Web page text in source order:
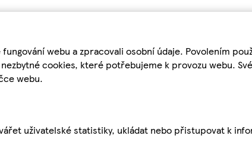
webu a zpracovali osobní údaje. Povolením
cookies, které potřebujeme k provozu webu.
webu.
uživatelské statistiky, ukládat nebo přistupovat k